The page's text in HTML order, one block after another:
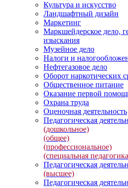
Культура и искусство
Ландшафтный дизайн
Маркетинг
Маркшейдерское дело,
изыскания
Музейное дело
Налоги и
Нефтегазовое дело
Оборот наркотических
Общественное питание
Оказание первой
Охрана труда
Оценочная деятельность
Педагогическая
(дошкольное)
(общее)
(профессиональное)
(специальная
Педагогическая
(высшее)
Педагогическая